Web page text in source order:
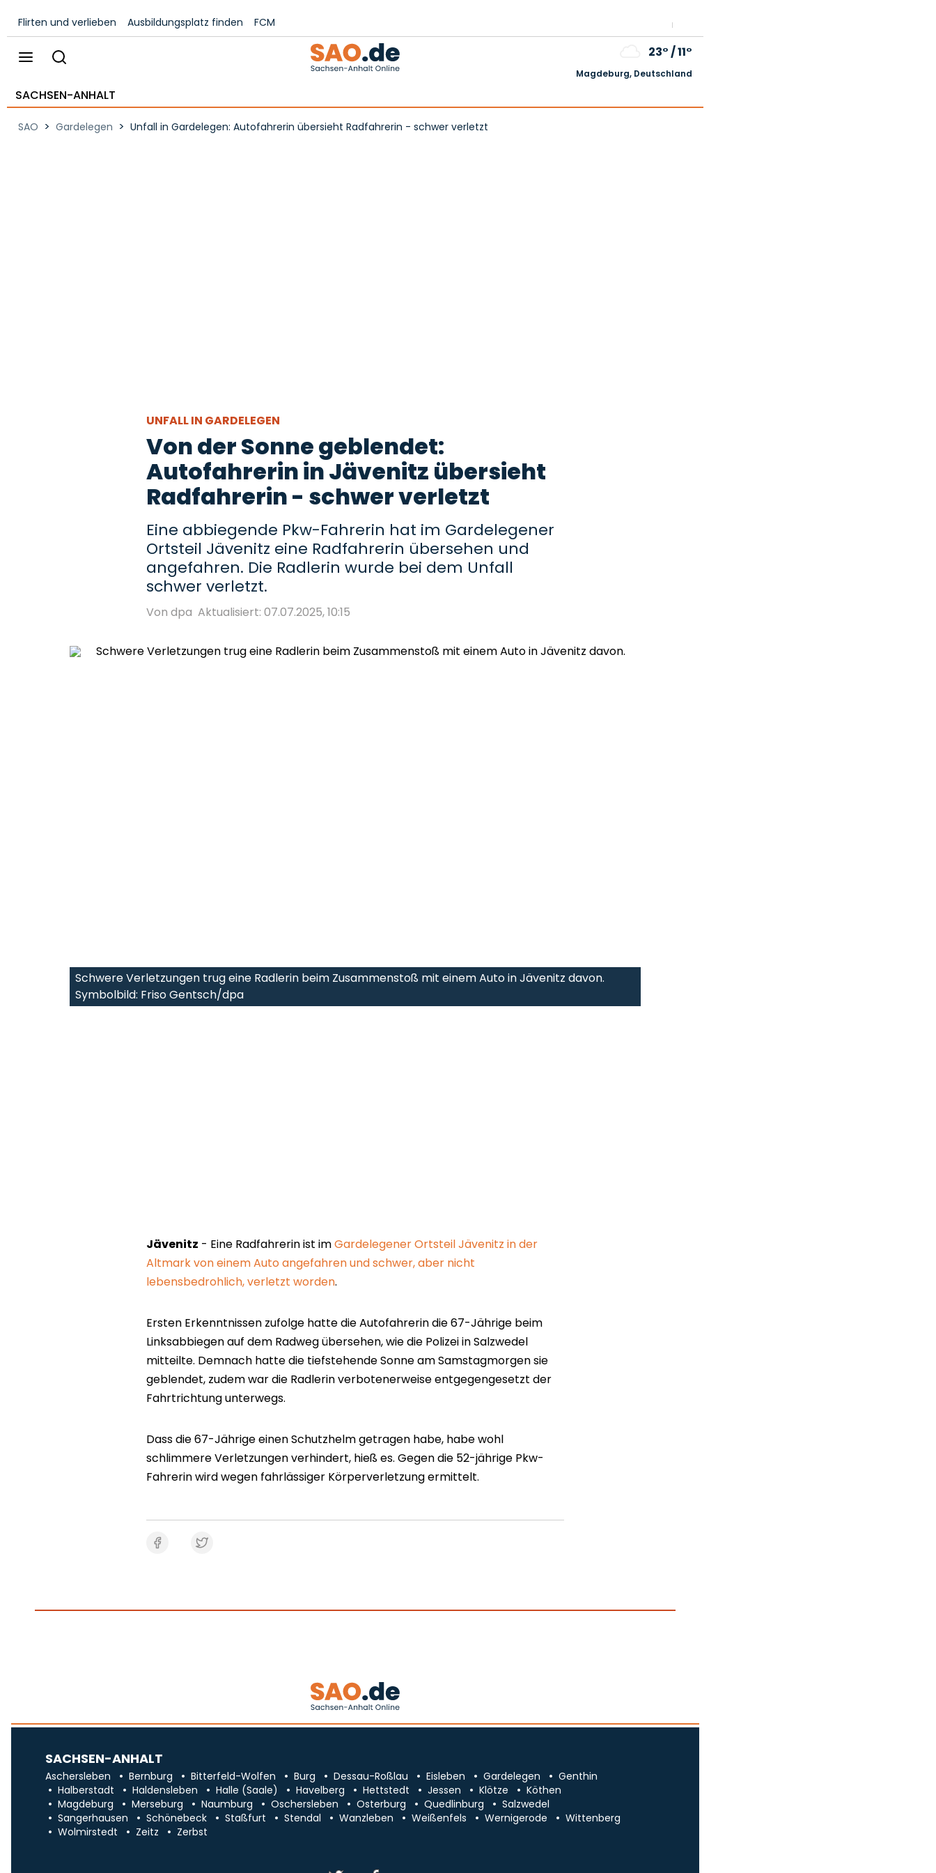
Flirten und verlieben Ausbildungsplatz finden FCM
23°/11°
Magdeburg, Deutschland
SACHSEN-ANHALT
SAO > Gardelegen > Unfall in Gardelegen: Autofahrerin übersieht Radfahrerin - schwer verletzt
UNFALL IN GARDELEGEN
Von der Sonne geblendet:
Autofahrerin in Jävenitz übersieht
Radfahrerin - schwer verletzt
Eine abbiegende Pkw-Fahrerin hat im Gardelegener
Ortsteil Jävenitz eine Radfahrerin übersehen und
angefahren. Die Radlerin wurde bei dem Unfall
schwer verletzt.
Von dpa Aktualisiert: 07.07.2025, 10:15
Schwere Verletzungen trug eine Radlerin beim Zusammenstoß mit einem Auto in Jävenitz davon.
Symbolbild: Friso Gentsch/dpa
Jävenitz - Eine Radfahrerin ist imGardelegener Ortsteil Jävenitz in der
Altmark von einem Auto angefahren und schwer, aber nicht
lebensbedrohlich, verletzt worden.
Ersten Erkenntnissen zufolge hatte die Autofahrerin die 67-Jährige beim
Linksabbiegen auf dem Radweg übersehen, wie die Polizei in Salzwedel
mitteilte. Demnach hatte die tiefstehende Sonne am Samstagmorgen sie
geblendet, zudem war die Radlerin verbotenerweise entgegengesetzt der
Fahrtrichtung unterwegs.
Dass die 67-Jährige einen Schutzhelm getragen habe, habe wohl
schlimmere Verletzungen verhindert, hieß es. Gegen die 52-jährige Pkw-
Fahrerin wird wegen fahrlässiger Körperverletzung ermittelt.
SACHSEN-ANHALT
Aschersleben Bernburg Bitterfeld-Wolfen Burg Dessau-Roßlau Eisleben Gardelegen
Genthin
Halberstadt
Haldensleben Halle (Saale) Havelberg Hettstedt Jessen Klötze
Köthen
Magdeburg
Merseburg Naumburg Oschersleben Osterburg Quedlinburg
Salzwedel
Sangerhausen
Schönebeck Staßfurt Stendal Wanzleben Weißenfels Wernigerode
Wittenberg
Wolmirstedt
Zeitz Zerbst